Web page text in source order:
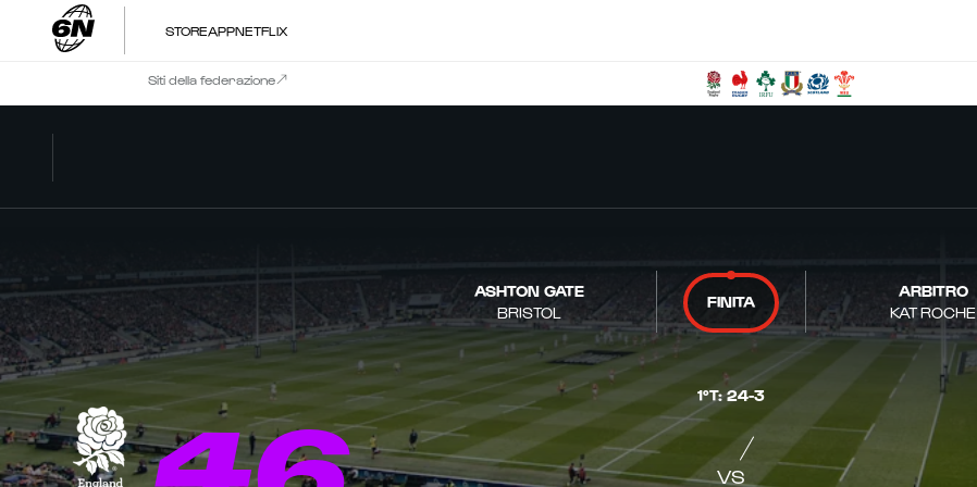
STOREAPPNETFLIX
Siti della federazione
ASHTON GATE
BRISTOL
FINITA
ARBITRO
KAT ROCHE
1°T:24-3
VS